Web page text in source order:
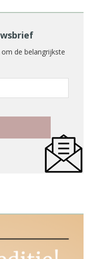
de belangrijkste